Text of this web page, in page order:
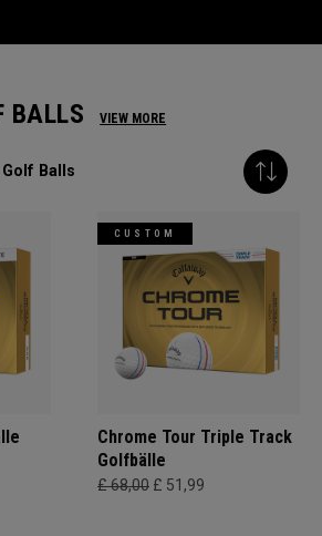
BALLS VIEW MORE
Balls
CUSTOM
Chrome Tour Triple Track
Golfbälle
£ 68,00 £ 51,99